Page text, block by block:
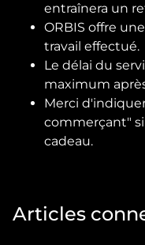
entraînera un
ORBIS offre
travail effectué.
Le délai du
maximum
Merci
commerçant"
cadeau.
Articles